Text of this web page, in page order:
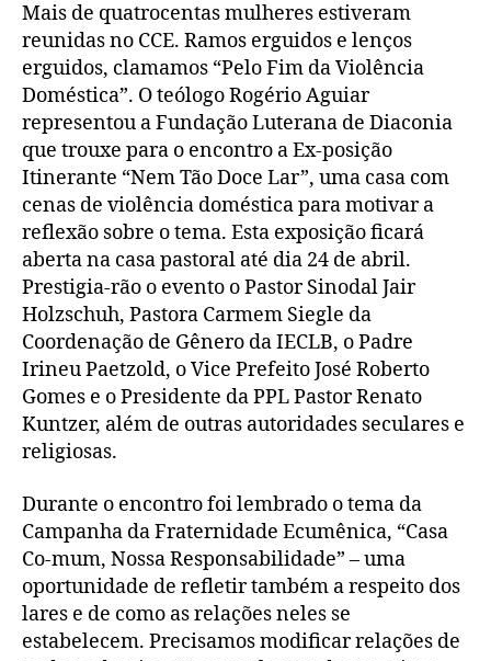
Mais de quatrocentas mulheres estiveram
reunidas no CCE. Ramos erguidos e lenços
erguidos, clamamos “Pelo Fim da Violência
Doméstica”. O teólogo Rogério Aguiar
representou a Fundação Luterana de Diaconia
que trouxe para o encontro a Ex-posição
Itinerante “Nem Tão Doce Lar”, uma casa com
cenas de violência doméstica para motivar a
reflexão sobre o tema. Esta exposição ficará
aberta na casa pastoral até dia 24 de abril.
Prestigia-rão o evento o Pastor Sinodal Jair
Holzschuh, Pastora Carmem Siegle da
Coordenação de Gênero da IECLB, o Padre
Irineu Paetzold, o Vice Prefeito José Roberto
Gomes e o Presidente da PPL Pastor Renato
Kuntzer, além de outras autoridades seculares e
religiosas.
Durante o encontro foi lembrado o tema da
Campanha da Fraternidade Ecumênica, “Casa
Co-mum, Nossa Responsabilidade” – uma
oportunidade de refletir também a respeito dos
lares e de como as relações neles se
estabelecem. Precisamos modificar relações de